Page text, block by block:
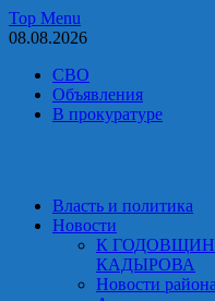
Skip
to
Top Menu
08.08.2026
СВО
Объявления
В прокуратуре
Власть и политика
Новости
К
КАДЫРОВА
Новости района